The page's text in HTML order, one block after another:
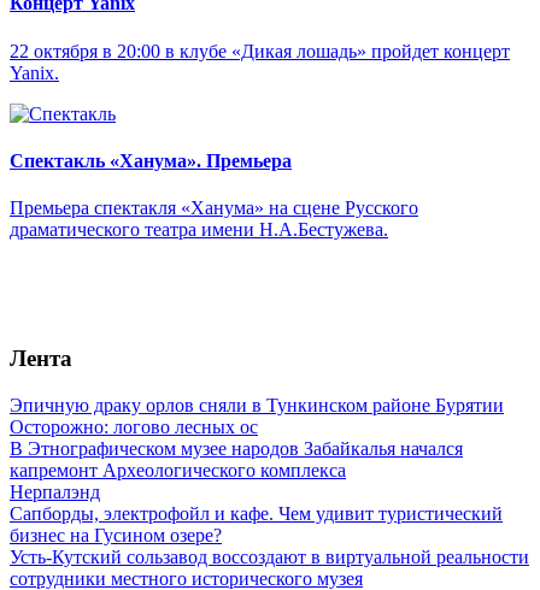
22 октября в 20:00 в клубе «Дикая лошадь» пройдет концерт
Yanix.
Спектакль «Ханума». Премьера
Премьера спектакля «Ханума» на сцене Русского
драматического театра имени Н.А.Бестужева.
Лента
Эпичную драку орлов сняли в Тункинском районе Бурятии
Осторожно: логово лесных ос
В Этнографическом музее народов Забайкалья начался
капремонт Археологического комплекса
Нерпалэнд
Сапборды, электрофойл и кафе. Чем удивит туристический
бизнес на Гусином озере?
Усть-Кутский сользавод воссоздают в виртуальной реальности
сотрудники местного исторического музея